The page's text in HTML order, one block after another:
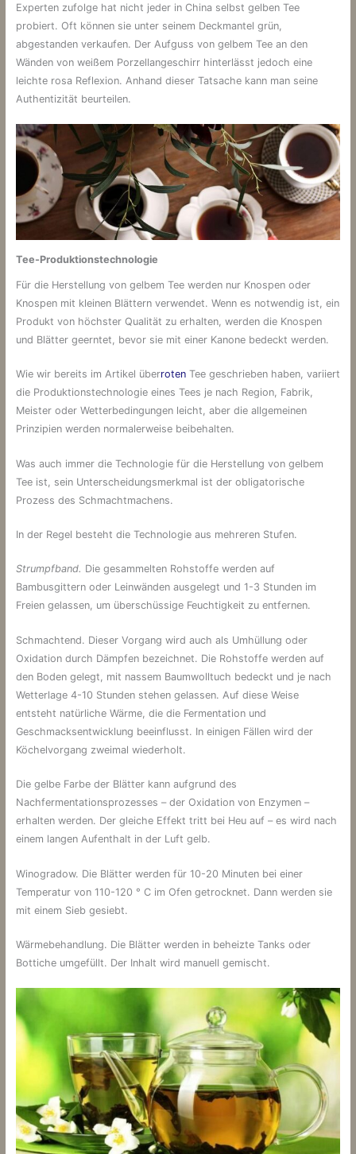
Experten zufolge hat nicht jeder in China selbst gelben Tee
probiert. Oft können sie unter seinem Deckmantel grün,
abgestanden verkaufen. Der Aufguss von gelbem Tee an den
Wänden von weißem Porzellangeschirr hinterlässt jedoch eine
leichte rosa Reflexion. Anhand dieser Tatsache kann man seine
Authentizität beurteilen.
Tee-Produktionstechnologie
Für die Herstellung von gelbem Tee werden nur Knospen oder
Knospen mit kleinen Blättern verwendet. Wenn es notwendig ist, ein
Produkt von höchster Qualität zu erhalten, werden die Knospen
und Blätter geerntet, bevor sie mit einer Kanone bedeckt werden.
Wie wir bereits im Artikel überrotenTee geschrieben haben, variiert
die Produktionstechnologie eines Tees je nach Region, Fabrik,
Meister oder Wetterbedingungen leicht, aber die allgemeinen
Prinzipien werden normalerweise beibehalten.
Was auch immer die Technologie für die Herstellung von gelbem
Tee ist, sein Unterscheidungsmerkmal ist der obligatorische
Prozess des Schmachtmachens.
In der Regel besteht die Technologie aus mehreren Stufen.
Strumpfband. Die gesammelten Rohstoffe werden auf
Bambusgittern oder Leinwänden ausgelegt und 1-3 Stunden im
Freien gelassen, um überschüssige Feuchtigkeit zu entfernen.
Schmachtend. Dieser Vorgang wird auch als Umhüllung oder
Oxidation durch Dämpfen bezeichnet. Die Rohstoffe werden auf
den Boden gelegt, mit nassem Baumwolltuch bedeckt und je nach
Wetterlage 4-10 Stunden stehen gelassen. Auf diese Weise
entsteht natürliche Wärme, die die Fermentation und
Geschmacksentwicklung beeinflusst. In einigen Fällen wird der
Köchelvorgang zweimal wiederholt.
Die gelbe Farbe der Blätter kann aufgrund des
Nachfermentationsprozesses – der Oxidation von Enzymen –
erhalten werden. Der gleiche Effekt tritt bei Heu auf – es wird nach
einem langen Aufenthalt in der Luft gelb.
Winogradow. Die Blätter werden für 10-20 Minuten bei einer
Temperatur von 110-120 ° C im Ofen getrocknet. Dann werden sie
mit einem Sieb gesiebt.
Wärmebehandlung. Die Blätter werden in beheizte Tanks oder
Bottiche umgefüllt. Der Inhalt wird manuell gemischt.